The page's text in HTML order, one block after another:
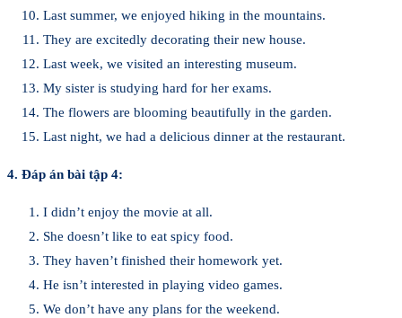
Last summer, we enjoyed hiking in the mountains.
They are excitedly decorating their new house.
Last week, we visited an interesting museum.
My sister is studying hard for her exams.
The flowers are blooming beautifully in the garden.
Last night, we had a delicious dinner at the restaurant.
4. Đáp án bài tập 4:
I didn’t enjoy the movie at all.
She doesn’t like to eat spicy food.
They haven’t finished their homework yet.
He isn’t interested in playing video games.
We don’t have any plans for the weekend.